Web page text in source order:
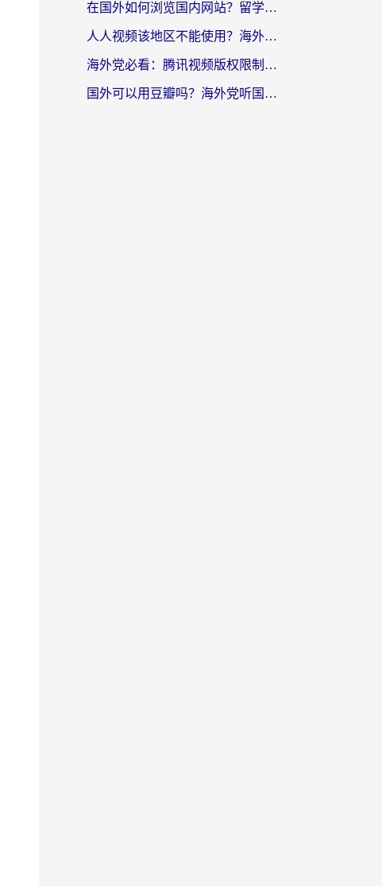
在国外如何浏览国内网站？留学生&海外华人的无缝访问指南
人人视频该地区不能使用？海外党追剧看片的终极解决方案来了
海外党必看：腾讯视频版权限制怎么破？3步让你轻松追剧
国外可以用豆瓣吗？海外党听国内音乐听书的实用指南